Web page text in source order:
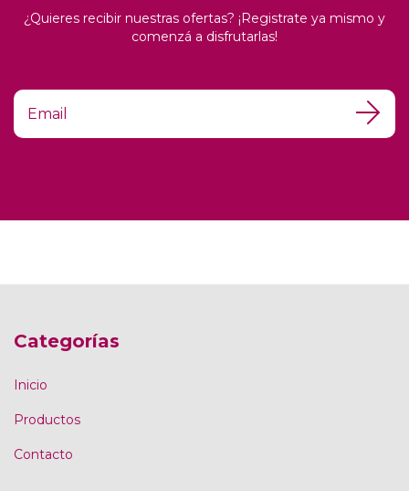
¿Quieres recibir nuestras ofertas? ¡Registrate ya mismo y
comenzá a disfrutarlas!
Categorías
Inicio
Productos
Contacto